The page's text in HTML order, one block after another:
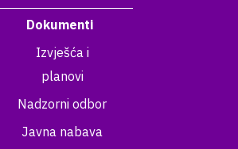
Dokumenti
Izvješća i
planovi
Nadzorni odbor
Javna nabava